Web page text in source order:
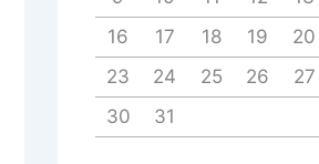
16
17 18 19 20
23
24 25 26 27
30
31